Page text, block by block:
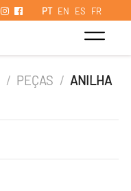
PT EN ES FR
/ PEÇAS / ANILHA